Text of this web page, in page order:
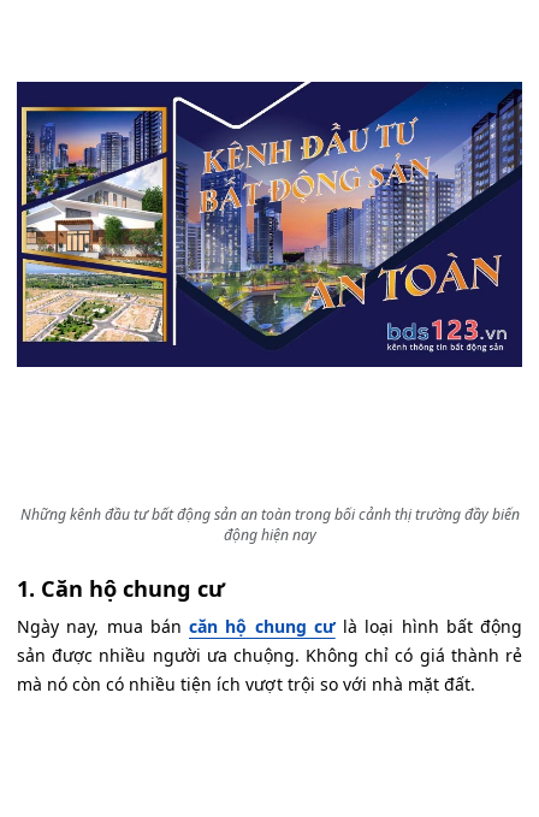
Những kênh đầu tư bất động sản an toàn trong bối cảnh thị trường đầy biến
động hiện nay
1. Căn hộ chung cư
Ngày nay, mua bán căn hộ chung cưlà loại hình bất động
sản được nhiều người ưa chuộng. Không chỉ có giá thành rẻ
mà nó còn có nhiều tiện ích vượt trội so với nhà mặt đất.